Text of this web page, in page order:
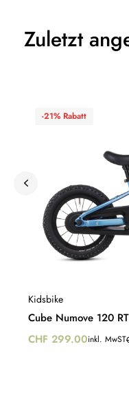
Zuletzt
-21% Rabatt
Kidsbike
Cube Numove 120
CHF 299.00inkl. MwST